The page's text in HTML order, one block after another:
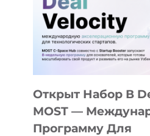
Открыт Набор В
MOST —
Программу Для